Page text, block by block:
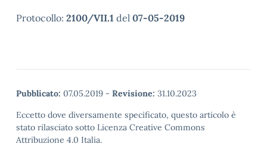
Protocollo: 2100/VII.1 del 07-05-2019
Pubblicato: 07.05.2019 - Revisione: 31.10.2023
Eccetto dove diversamente specificato, questo articolo è
stato rilasciato sotto Licenza Creative Commons
Attribuzione 4.0 Italia.